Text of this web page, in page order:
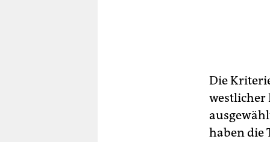
Die
westlicher
haben die